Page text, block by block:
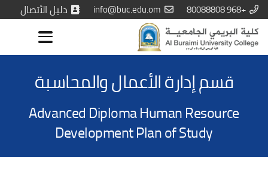
+968 80088808
info@buc.edu.om دليل الأتصال
قسم إدارة الأعمال والمحاسبة
Advanced Diploma Human Resource
Development Plan of Study